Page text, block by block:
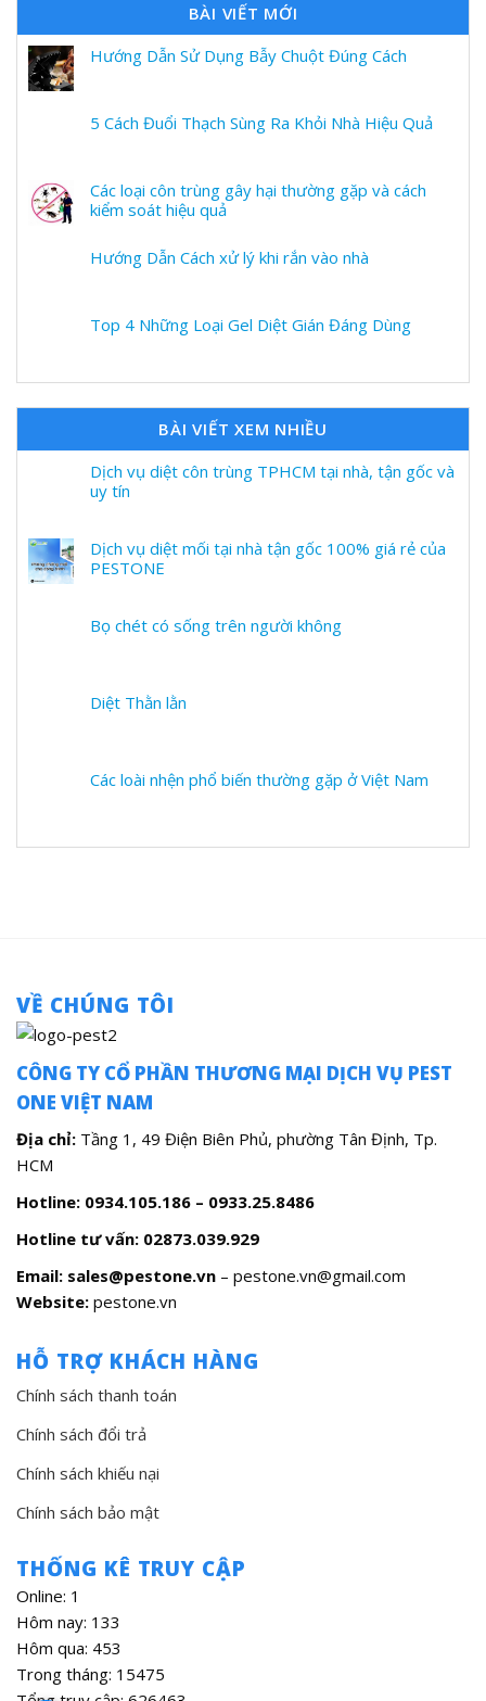
BÀI VIẾT MỚI
Hướng Dẫn Sử Dụng Bẫy Chuột Đúng Cách
5 Cách Đuổi Thạch Sùng Ra Khỏi Nhà Hiệu Quả
Các loại côn trùng gây hại thường gặp và cách
kiểm soát hiệu quả
Hướng Dẫn Cách xử lý khi rắn vào nhà
Top 4 Những Loại Gel Diệt Gián Đáng Dùng
BÀI VIẾT XEM NHIỀU
Dịch vụ diệt côn trùng TPHCM tại nhà, tận gốc và
uy tín
Dịch vụ diệt mối tại nhà tận gốc 100% giá rẻ của
PESTONE
Bọ chét có sống trên người không
Diệt Thằn lằn
Các loài nhện phổ biến thường gặp ở Việt Nam
VỀ CHÚNG TÔI
CÔNG TY CỔ PHẦN THƯƠNG MẠI DỊCH VỤ PEST
ONE VIỆT NAM
Địa chỉ: Tầng 1, 49 Điện Biên Phủ, phường Tân Định, Tp.
HCM
Hotline: 0934.105.186 – 0933.25.8486
Hotline tư vấn: 02873.039.929
Email: sales@pestone.vn – pestone.vn@gmail.com
Website: pestone.vn
HỖ TRỢ KHÁCH HÀNG
Chính sách thanh toán
Chính sách đổi trả
Chính sách khiếu nại
Chính sách bảo mật
THỐNG KÊ TRUY CẬP
Online: 1
Hôm nay: 133
Hôm qua: 453
Trong tháng: 15475